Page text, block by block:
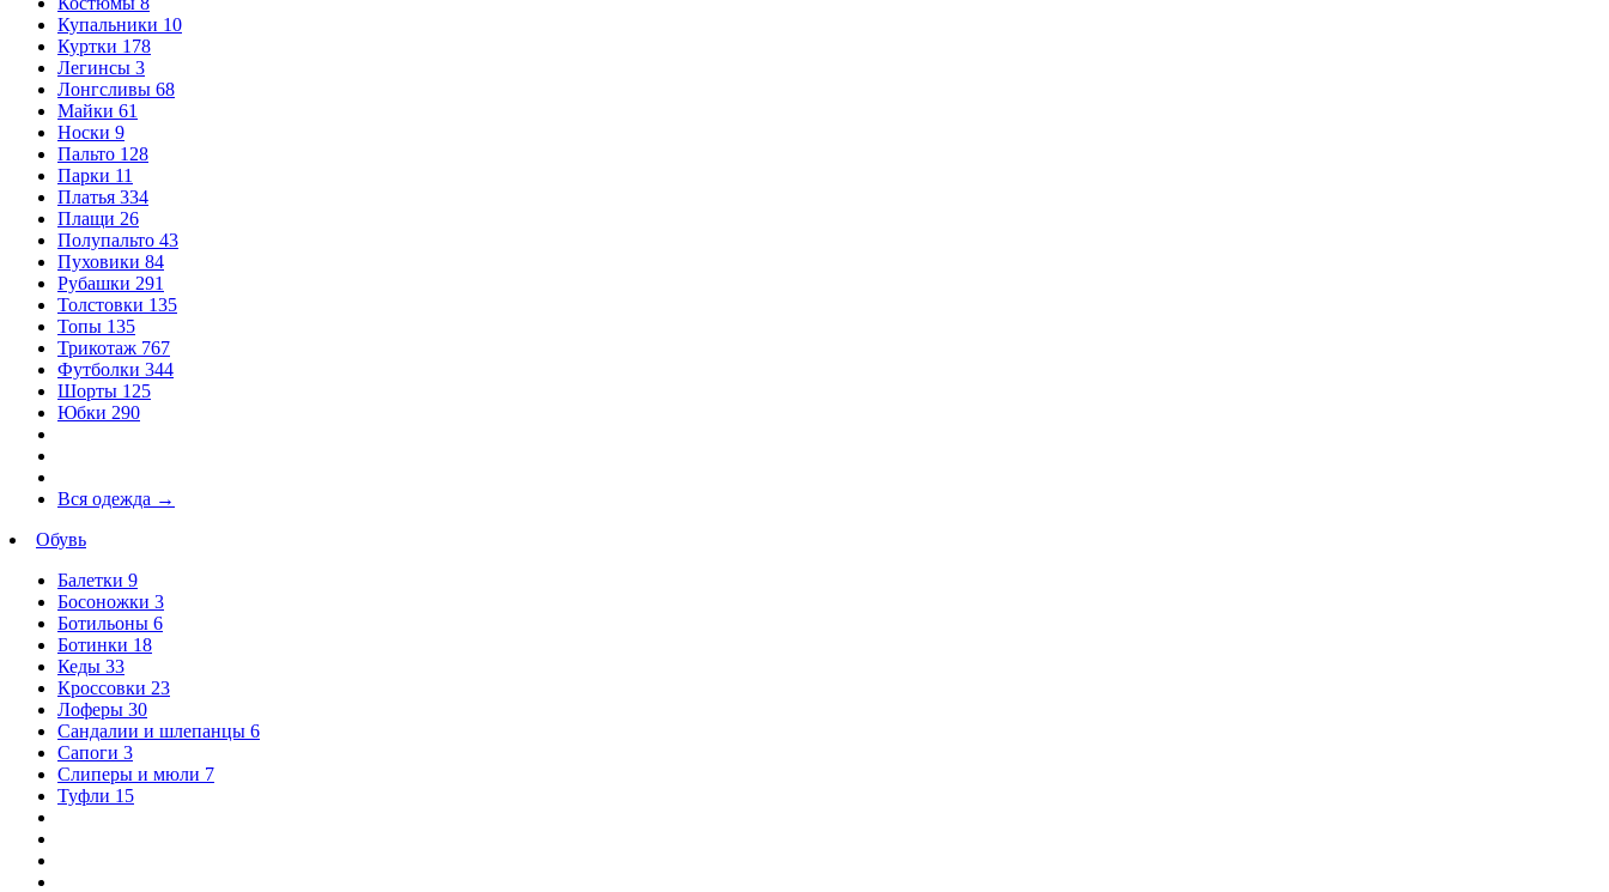
Купальники 10
Куртки 178
Легинсы 3
Лонгсливы 68
Майки 61
Носки 9
Пальто 128
Парки 11
Платья 334
Плащи 26
Полупальто 43
Пуховики 84
Рубашки 291
Толстовки 135
Топы 135
Трикотаж 767
Футболки 344
Шорты 125
Юбки 290
Вся одежда →
Обувь
Балетки 9
Босоножки 3
Ботильоны 6
Ботинки 18
Кеды 33
Кроссовки 23
Лоферы 30
Сандалии и шлепанцы 6
Сапоги 3
Слиперы и мюли 7
Туфли 15